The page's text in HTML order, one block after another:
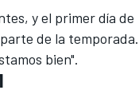
y el primer día de
de la temporada.
bien".